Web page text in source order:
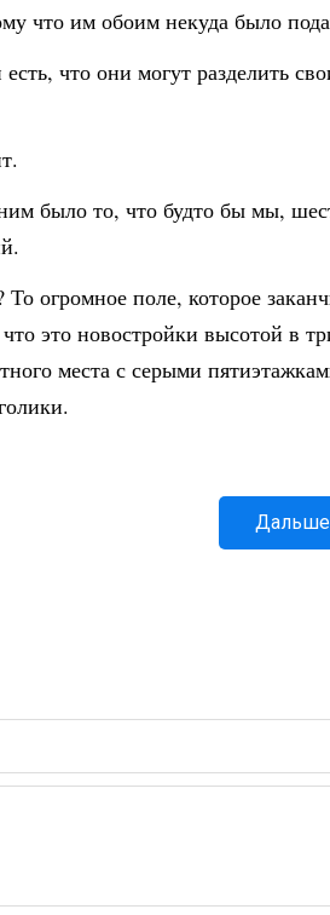
что им обоим некуда было
что они могут разделить
было то, что будто бы мы,
огромное поле, которое
это новостройки высотой в
места с серыми
Дальше